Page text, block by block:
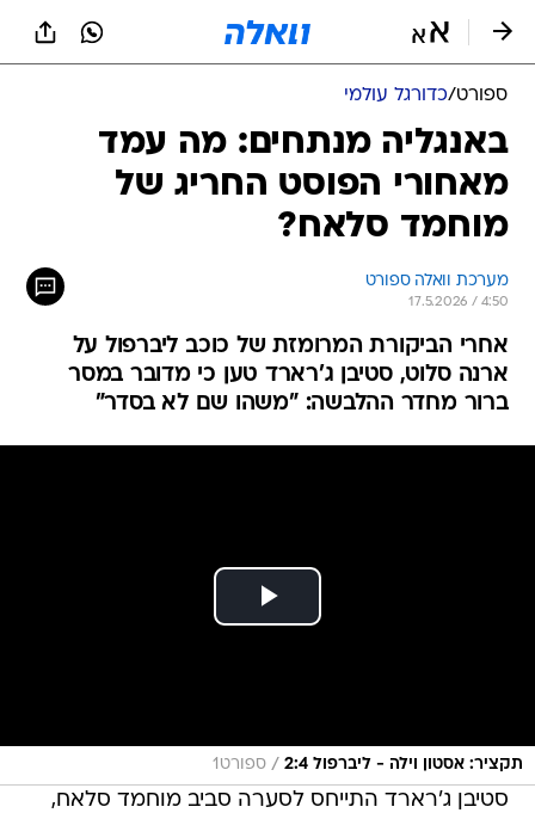
ספורט/כדורגל עולמי
באנגליה מנתחים: מה עמד
מאחורי הפוסט החריג של
מוחמד סלאח?
מערכת וואלה ספורט
17.5.2026 / 4:50
אחרי הביקורת המרומזת של כוכב ליברפול על
ארנה סלוט, סטיבן ג'רארד טען כי מדובר במסר
ברור מחדר ההלבשה: "משהו שם לא בסדר"
תקציר: אסטון וילה - ליברפול 2:4 / ספורט1
סטיבן ג'רארד התייחס לסערה סביב מוחמד סלאח,